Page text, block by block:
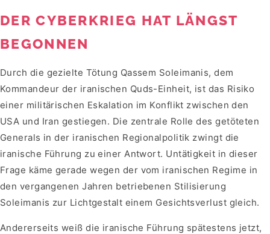
DER CYBERKRIEG HAT LÄNGST
BEGONNEN
Durch die gezielte Tötung Qassem Soleimanis, dem
Kommandeur der iranischen Quds-Einheit, ist das Risiko
einer militärischen Eskalation im Konflikt zwischen den
USA und Iran gestiegen. Die zentrale Rolle des getöteten
Generals in der iranischen Regionalpolitik zwingt die
iranische Führung zu einer Antwort. Untätigkeit in dieser
Frage käme gerade wegen der vom iranischen Regime in
den vergangenen Jahren betriebenen Stilisierung
Soleimanis zur Lichtgestalt einem Gesichtsverlust gleich.
Andererseits weiß die iranische Führung spätestens jetzt,